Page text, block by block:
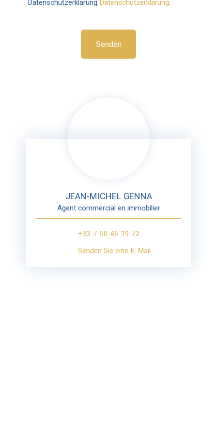
Datenschutzerklärung Datenschutzerklärung.
Senden
JEAN-MICHEL GENNA
Agent commercial en immobilier
+33 7 50 46 19 72
Senden Sie eine E-Mail